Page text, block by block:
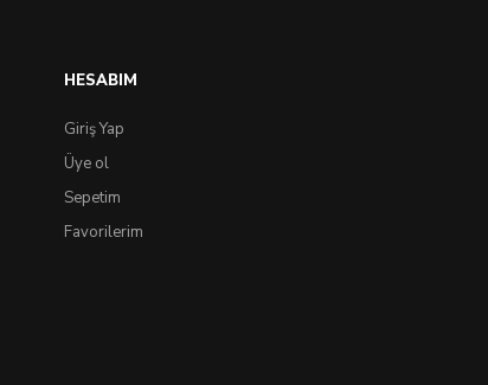
HESABIM
Giriş Yap
Üye ol
Sepetim
Favorilerim